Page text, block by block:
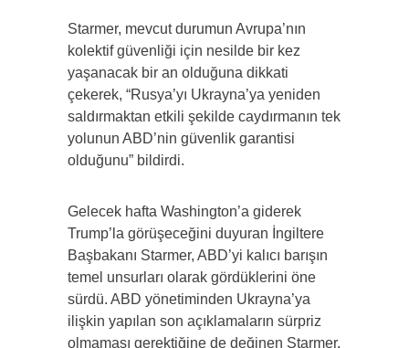
Starmer, mevcut durumun Avrupa’nın
kolektif güvenliği için nesilde bir kez
yaşanacak bir an olduğuna dikkati
çekerek, “Rusya’yı Ukrayna’ya yeniden
saldırmaktan etkili şekilde caydırmanın tek
yolunun ABD’nin güvenlik garantisi
olduğunu” bildirdi.
Gelecek hafta Washington’a giderek
Trump’la görüşeceğini duyuran İngiltere
Başbakanı Starmer, ABD’yi kalıcı barışın
temel unsurları olarak gördüklerini öne
sürdü. ABD yönetiminden Ukrayna’ya
ilişkin yapılan son açıklamaların sürpriz
olmaması gerektiğine de değinen Starmer,